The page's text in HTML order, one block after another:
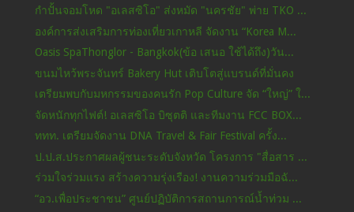
กำปั้นจอมโหด "อเลสซิโอ" ส่งหมัด "นครชัย" พ่าย TKO ...
องค์การส่งเสริมการท่องเที่ยวเกาหลี จัดงาน “Korea M...
Oasis SpaThonglor - Bangkok(ข้อ เสนอ ใช้ได้ถึง)วัน...
ขนมไหว้พระจันทร์ Bakery Hut เติบโตสู่แบรนด์ที่มั่นคง
เตรียมพบกับมหกรรมของคนรัก Pop Culture จัด “ใหญ่” ใ...
จัดหนักทุกไฟต์! อเลสซิโอ บิซุตติ และทีมงาน FCC BOX...
ททท. เตรียมจัดงาน DNA Travel & Fair Festival ครั้ง...
ป.ป.ส.ประกาศผลผู้ชนะระดับจังหวัด โครงการ "สื่อสาร ...
ร่วมใจร่วมแรง สร้างความรุ่งเรือง! งานความร่วมมือฉั...
“อว.เพื่อประชาชน” ศูนย์ปฏิบัติการสถานการณ์น้ำท่วม ...